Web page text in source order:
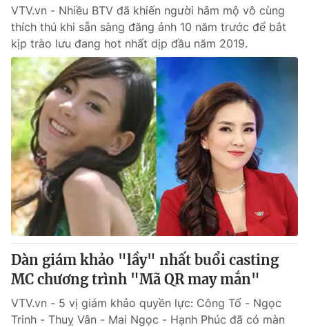
VTV.vn - Nhiều BTV đã khiến người hâm mộ vô cùng
thích thú khi sẵn sàng đăng ảnh 10 năm trước để bắt
kịp trào lưu đang hot nhất dịp đầu năm 2019.
Dàn giám khảo "lầy" nhất buổi casting
MC chương trình "Mã QR may mắn"
VTV.vn - 5 vị giám khảo quyền lực: Công Tố - Ngọc
Trinh - Thuỵ Vân - Mai Ngọc - Hạnh Phúc đã có màn